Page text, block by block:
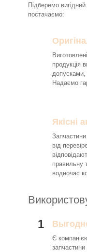
Підберемо
постачаємо:
продукція
допусками,
Надаємо
Якісні
Запчастини
від
правильну
водночас
1
Є